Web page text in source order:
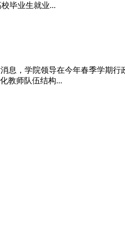
毕业生就业...
息，学院领导在今年春季学期
教师队伍结构...